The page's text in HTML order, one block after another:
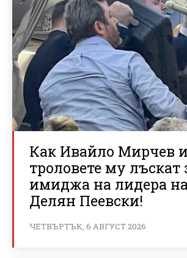
Как Ивайло Мирчев и
троловете му лъскат
имиджа на лидера
Делян Пеевски!
ЧЕТВЪРТЪК, 6 АВГУСТ 2026